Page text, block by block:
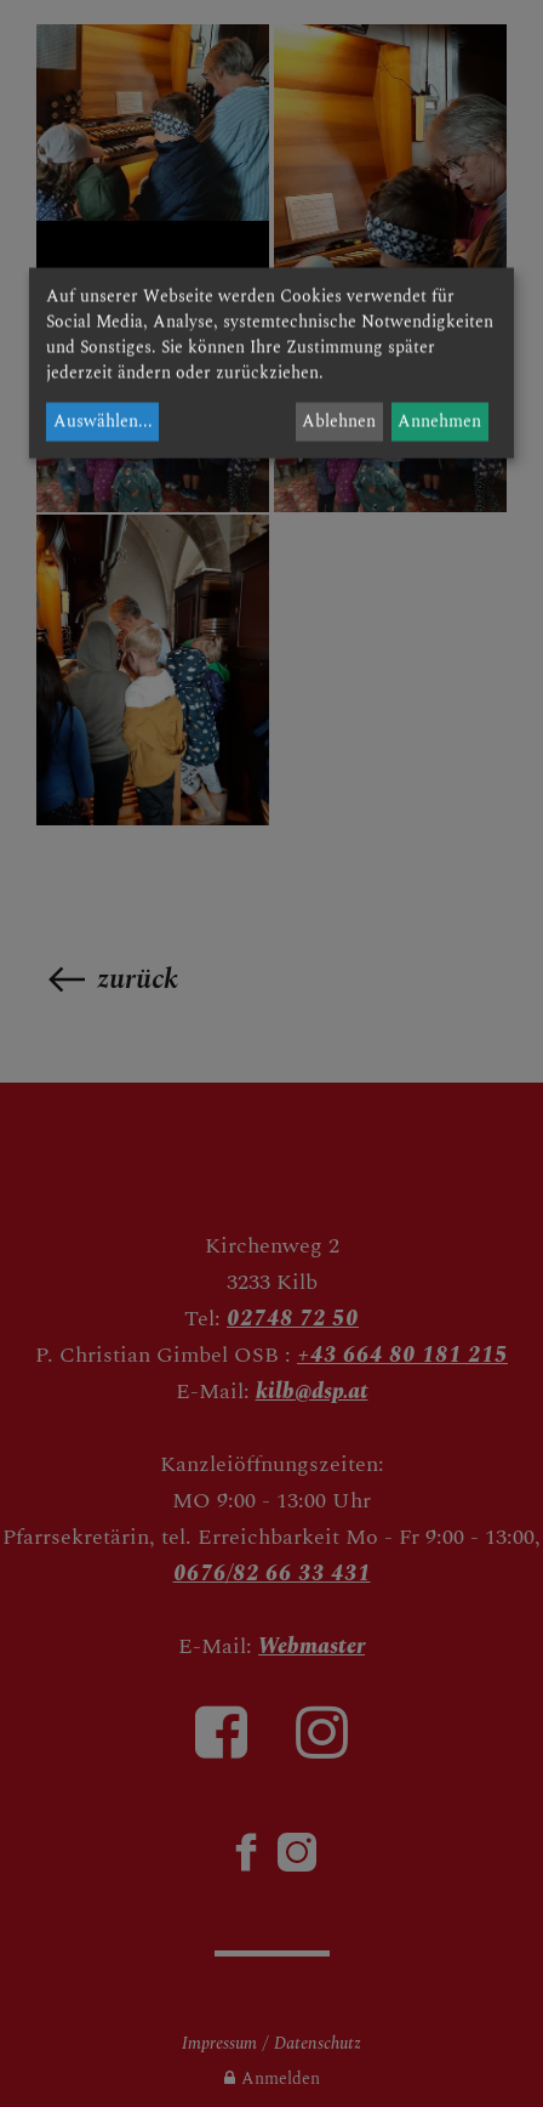
zurück
Kirchenweg 2
3233 Kilb
Tel: 02748 72 50
P. Christian Gimbel OSB : +43 664 80 181 215
E-Mail:kilb@dsp.at
Kanzleiöffnungszeiten:
MO 9:00 - 13:00 Uhr
Pfarrsekretärin, tel. Erreichbarkeit Mo - Fr 9:00 - 13:00,
0676/82 66 33 431
E-Mail: Webmaster
Impressum
Datenschutz
Anmelden
Auf unserer Webseite werden Cookies verwendet für
Social Media, Analyse, systemtechnische Notwendigkeiten
und Sonstiges. Sie können Ihre Zustimmung später
jederzeit ändern oder zurückziehen.
Auswählen... Ablehnen Annehmen